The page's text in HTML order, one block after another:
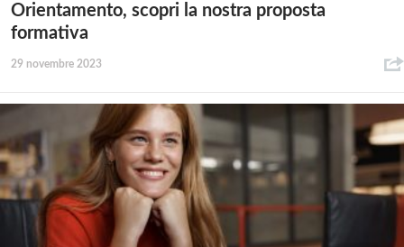
Orientamento, scopri la nostra proposta
formativa
29 novembre 2023